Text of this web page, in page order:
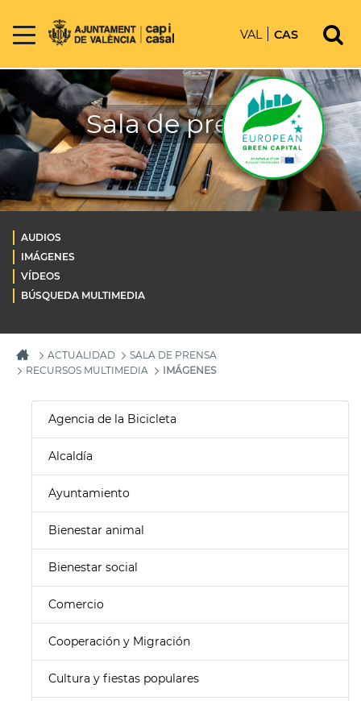
VAL CAS
Sala de prensa
AUDIOS
IMÁGENES
VÍDEOS
BÚSQUEDA MULTIMEDIA
ACTUALIDAD
SALA DE PRENSA
RECURSOS MULTIMEDIA
IMÁGENES
Agencia de la Bicicleta
Alcaldía
Ayuntamiento
Bienestar animal
Bienestar social
Comercio
Cooperación y Migración
Cultura y fiestas populares